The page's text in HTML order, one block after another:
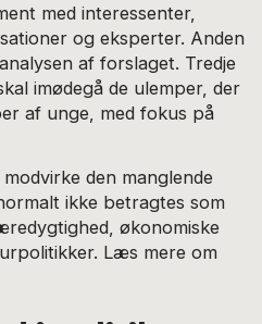
med interessenter,
og eksperter. Anden
af forslaget. Tredje
imødegå de ulemper, der
af unge, med fokus på
den manglende
ikke betragtes som
økonomiske
Læs mere om